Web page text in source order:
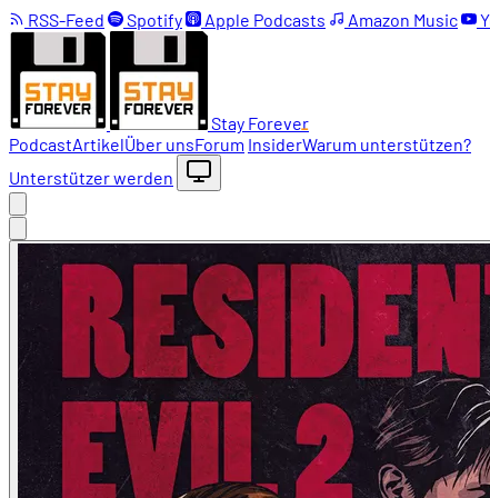
RSS-Feed Spotify Apple Podcasts Amazon Music
Stay Forever
PodcastArtikelÜber unsForum InsiderWarum unterstützen?
Unterstützer werden